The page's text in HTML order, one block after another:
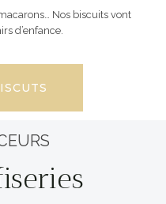
Nos biscuits vont
d’enfance.